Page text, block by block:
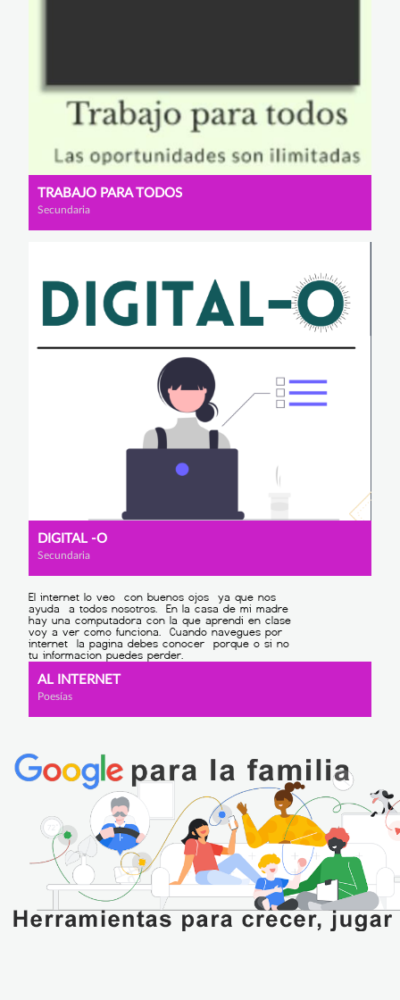
TRABAJO PARA TODOS
Secundaria
DIGITAL -O
Secundaria
AL INTERNET
Poesías